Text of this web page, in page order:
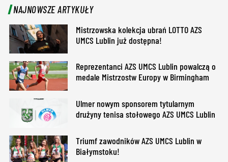
NAJNOWSZE ARTYKUŁY
Mistrzowska kolekcja ubrań LOTTO AZS
UMCS Lublin już dostępna!
Reprezentanci AZS UMCS Lublin powalczą o
medale Mistrzostw Europy w Birmingham
Ulmer nowym sponsorem tytularnym
drużyny tenisa stołowego AZS UMCS Lublin
Triumf zawodników AZS UMCS Lublin w
Białymstoku!